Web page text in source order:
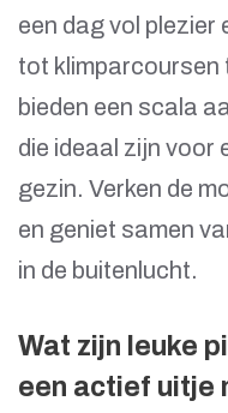
een dag vol plezier
tot klimparcoursen
bieden een scala
die ideaal zijn voor
gezin. Verken de
en geniet samen
in de buitenlucht.
Wat zijn leuke
een actief uitje